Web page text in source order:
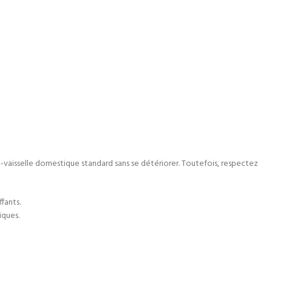
domestique standard sans se détériorer. Toutefois, respectez